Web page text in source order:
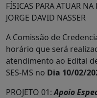
FÍSICAS PARA ATUAR
JORGE DAVID NASSER
A Comissão de
horário que será
atendimento ao Edital
SES-MS no Dia 10/02/
PROJETO 01:Apoio